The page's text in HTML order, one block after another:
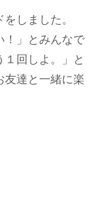
しました。
！」とみんなで
回しよ。」と
友達と一緒に楽